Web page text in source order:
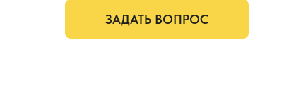
ЗАДАТЬ ВОПРОС